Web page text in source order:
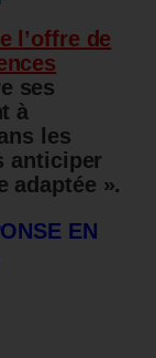
l’offre de
ses
à
les
anticiper
adaptée ».
EN